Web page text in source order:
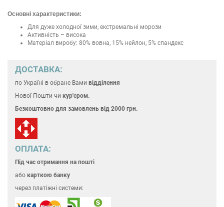
Основні характеристики:
Для дуже холодної зими, екстремальні морози
Активність – висока
Матеріал виробу: 80% вовна, 15% нейлон, 5% спандекс
ДОСТАВКА:
по Україні в обране Вами відділення
Нової Пошти чи кур'єром.
Безкоштовно для замовлень від 2000 грн.
ОПЛАТА:
Під час отримання на пошті
або карткою банку
через платіжні системи: